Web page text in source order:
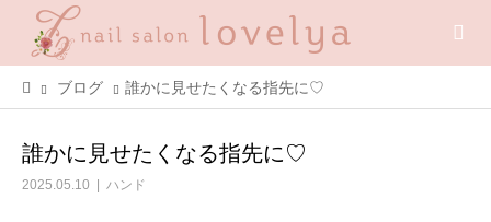
ブログ 誰かに見せたくなる指先に♡
誰かに見せたくなる指先に♡
2025.05.10 ハンド